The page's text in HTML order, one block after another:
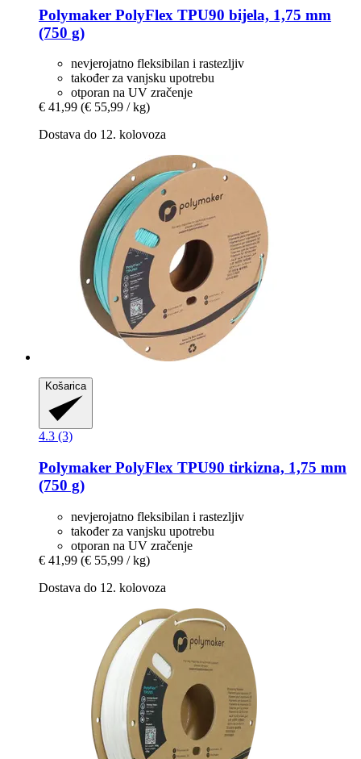
Polymaker PolyFlex TPU90 bijela, 1,75 mm
(750 g)
nevjerojatno fleksibilan i rastezljiv
također za vanjsku upotrebu
otporan na UV zračenje
€ 41,99 (€ 55,99 / kg)
Dostava do 12. kolovoza
Košarica
4.3 (3)
Polymaker PolyFlex TPU90 tirkizna, 1,75 mm
(750 g)
nevjerojatno fleksibilan i rastezljiv
također za vanjsku upotrebu
otporan na UV zračenje
€ 41,99 (€ 55,99 / kg)
Dostava do 12. kolovoza